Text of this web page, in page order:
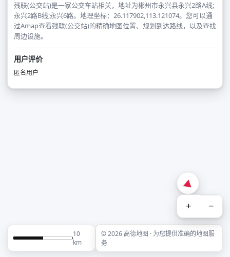
残联(公交站)是一家公交车站相关，地址为郴州市永兴县永兴2路A线;
永兴2路B线;永兴6路。地理坐标：26.117902,113.121074。您可以通
过Amap查看残联(公交站)的精确地图位置、规划到达路线，以及查找
周边设施。
用户评价
匿名用户
+ −
10
km
© 2026 高德地图 · 为您提供准确的地图服
务